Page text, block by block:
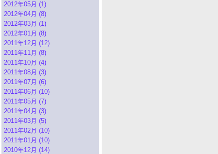
2012年05月 (1)
2012年04月 (8)
2012年03月 (1)
2012年01月 (8)
2011年12月 (12)
2011年11月 (8)
2011年10月 (4)
2011年08月 (3)
2011年07月 (6)
2011年06月 (10)
2011年05月 (7)
2011年04月 (3)
2011年03月 (5)
2011年02月 (10)
2011年01月 (10)
2010年12月 (14)